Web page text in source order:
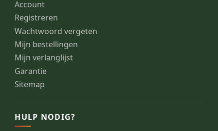
Account
Registreren
Wachtwoord vergeten
Mijn bestellingen
Mijn verlanglijst
Garantie
Sitemap
HULP NODIG?